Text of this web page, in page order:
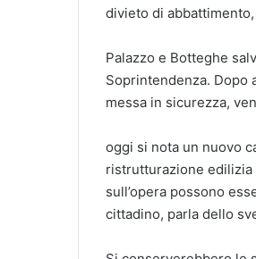
divieto di
Palazzo e Botteghe
Soprintendenza. Dopo
messa in sicurezza,
oggi si nota un nuovo
ristrutturazione
sull’opera possono
cittadino, parla dello